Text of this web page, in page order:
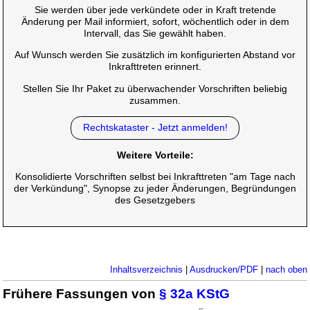
Sie werden über jede verkündete oder in Kraft tretende
Änderung per Mail informiert, sofort, wöchentlich oder in dem
Intervall, das Sie gewählt haben.
Auf Wunsch werden Sie zusätzlich im konfigurierten Abstand vor
Inkrafttreten erinnert.
Stellen Sie Ihr Paket zu überwachender Vorschriften beliebig
zusammen.
Rechtskataster - Jetzt anmelden!
Weitere Vorteile:
Konsolidierte Vorschriften selbst bei Inkrafttreten "am Tage nach
der Verkündung", Synopse zu jeder Änderungen, Begründungen
des Gesetzgebers
Inhaltsverzeichnis Ausdrucken/PDF| nach oben
Frühere Fassungen von§ 32a KStG